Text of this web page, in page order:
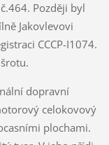
Později byl
Jakovlevovi
CCCP-I1074.
dopravní
celokovový
plochami.